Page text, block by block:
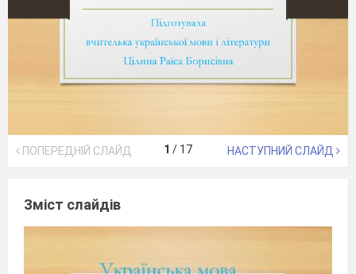
ПОПЕРЕДНІЙ СЛАЙД 1 / 17 НАСТУПНИЙ СЛАЙД
Зміст слайдів